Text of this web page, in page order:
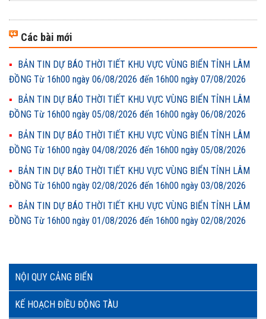
NỘI QUY CẢNG BIỂN
KẾ HOẠCH ĐIỀU ĐỘNG TÀU
Các bài mới
BẢN TIN DỰ BÁO THỜI TIẾT KHU VỰC VÙNG BIỂN TỈNH LÂM
ĐỒNG Từ 16h00 ngày 06/08/2026 đến 16h00 ngày 07/08/2026
BẢN TIN DỰ BÁO THỜI TIẾT KHU VỰC VÙNG BIỂN TỈNH LÂM
ĐỒNG Từ 16h00 ngày 05/08/2026 đến 16h00 ngày 06/08/2026
BẢN TIN DỰ BÁO THỜI TIẾT KHU VỰC VÙNG BIỂN TỈNH LÂM
ĐỒNG Từ 16h00 ngày 04/08/2026 đến 16h00 ngày 05/08/2026
BẢN TIN DỰ BÁO THỜI TIẾT KHU VỰC VÙNG BIỂN TỈNH LÂM
ĐỒNG Từ 16h00 ngày 02/08/2026 đến 16h00 ngày 03/08/2026
BẢN TIN DỰ BÁO THỜI TIẾT KHU VỰC VÙNG BIỂN TỈNH LÂM
ĐỒNG Từ 16h00 ngày 01/08/2026 đến 16h00 ngày 02/08/2026